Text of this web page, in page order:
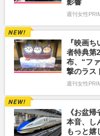
週刊女性
『映画
者特典第
布、“フ
撃のラス
週刊女性
《お盆
本音、し
もっと嬉